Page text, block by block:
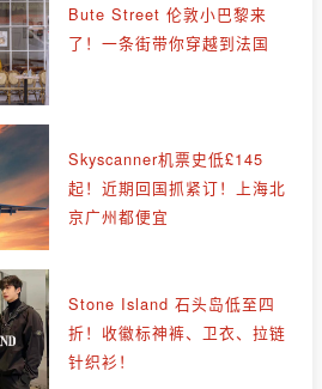
Bute Street 伦敦小巴黎来
了！一条街带你穿越到法国
Skyscanner机票史低£145
起！近期回国抓紧订！上海北
京广州都便宜
Stone Island 石头岛低至四
折！收徽标神裤、卫衣、拉链
针织衫！